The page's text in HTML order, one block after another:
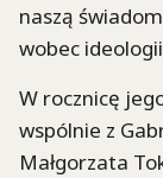
naszą
wobec
W rocznicę
wspólnie z
Małgorzata